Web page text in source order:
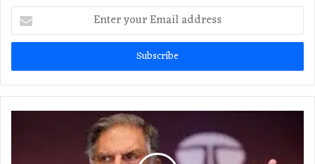
Enter
your
Email